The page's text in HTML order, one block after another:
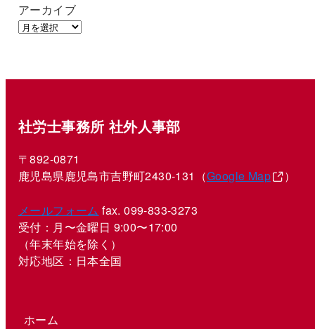
アーカイブ
社労士事務所 社外人事部
〒892-0871
鹿児島県鹿児島市吉野町2430-131（Google Map ）
メールフォーム fax. 099-833-3273
受付：月〜金曜日 9:00〜17:00
（年末年始を除く）
対応地区：日本全国
ホーム